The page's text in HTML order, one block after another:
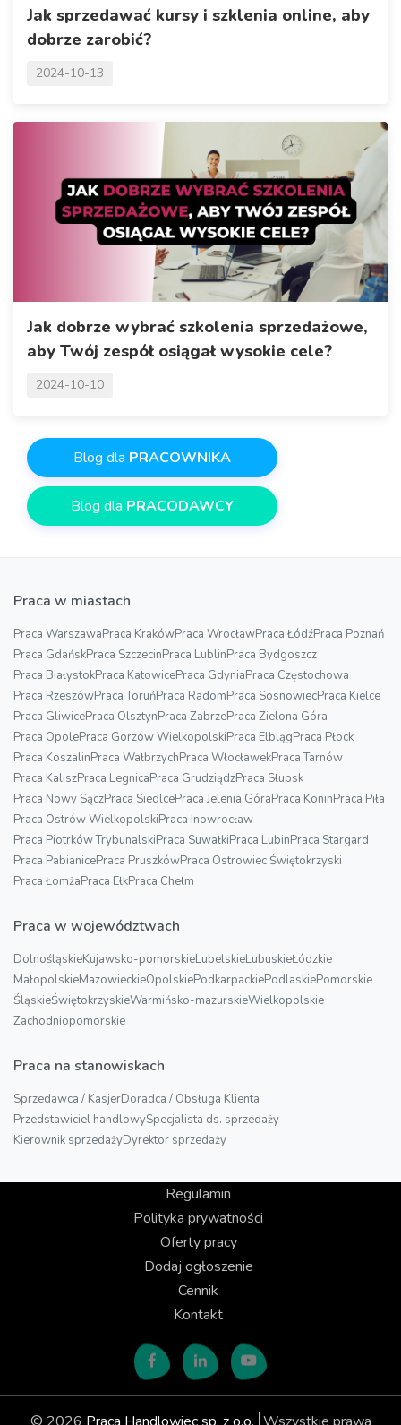
Jak sprzedawać kursy i szklenia online, aby
dobrze zarobić?
2024-10-13
Jak dobrze wybrać szkolenia sprzedażowe,
aby Twój zespół osiągał wysokie cele?
2024-10-10
Blog dla PRACOWNIKA
Blog dla PRACODAWCY
Praca w miastach
Praca WarszawaPraca KrakówPraca WrocławPraca ŁódźPraca Poznań
Praca GdańskPraca SzczecinPraca LublinPraca Bydgoszcz
Praca BiałystokPraca KatowicePraca GdyniaPraca Częstochowa
Praca RzeszówPraca ToruńPraca RadomPraca SosnowiecPraca Kielce
Praca GliwicePraca OlsztynPraca ZabrzePraca Zielona Góra
Praca OpolePraca Gorzów WielkopolskiPraca ElblągPraca Płock
Praca KoszalinPraca WałbrzychPraca WłocławekPraca Tarnów
Praca KaliszPraca LegnicaPraca GrudziądzPraca Słupsk
Praca Nowy SączPraca SiedlcePraca Jelenia GóraPraca KoninPraca Piła
Praca Ostrów WielkopolskiPraca Inowrocław
Praca Piotrków TrybunalskiPraca SuwałkiPraca LubinPraca Stargard
Praca PabianicePraca PruszkówPraca Ostrowiec Świętokrzyski
Praca ŁomżaPraca EłkPraca Chełm
Praca w województwach
DolnośląskieKujawsko-pomorskieLubelskieLubuskieŁódzkie
MałopolskieMazowieckieOpolskiePodkarpackiePodlaskiePomorskie
ŚląskieŚwiętokrzyskieWarmińsko-mazurskieWielkopolskie
Zachodniopomorskie
Praca na stanowiskach
Sprzedawca / KasjerDoradca / Obsługa Klienta
Przedstawiciel handlowySpecjalista ds. sprzedaży
Kierownik sprzedażyDyrektor sprzedaży
Regulamin
Polityka prywatności
Oferty pracy
Dodaj ogłoszenie
Cennik
Kontakt